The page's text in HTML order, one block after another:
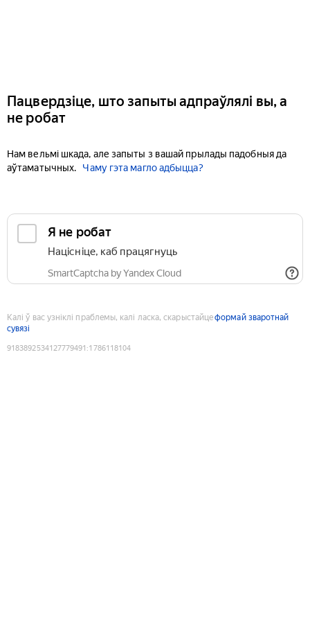
Пацвердзіце, што запыты адпраўлялі вы, а
не робат
Нам вельмі шкада, але запыты з вашай прылады падобныя да
аўтаматычных.
Чаму гэта магло адбыцца?
Я не робат
Націсніце, каб працягнуць
SmartCaptcha by Yandex Cloud
Калі ў вас узніклі праблемы, калі ласка, скарыстайцеформай зваротнай
сувязі
9183892534127779491 :1786118104